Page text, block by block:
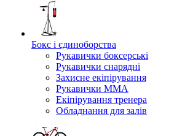
Бокс і єдиноборства
Рукавички боксерські
Рукавички снарядні
Захисне екіпірування
Рукавички ММА
Екіпірування тренера
Обладнання для залів